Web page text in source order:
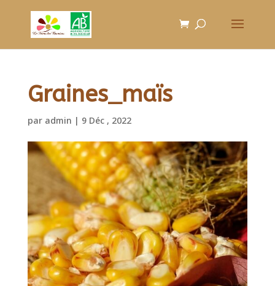
Graines_maïs
par admin | 9 Déc , 2022